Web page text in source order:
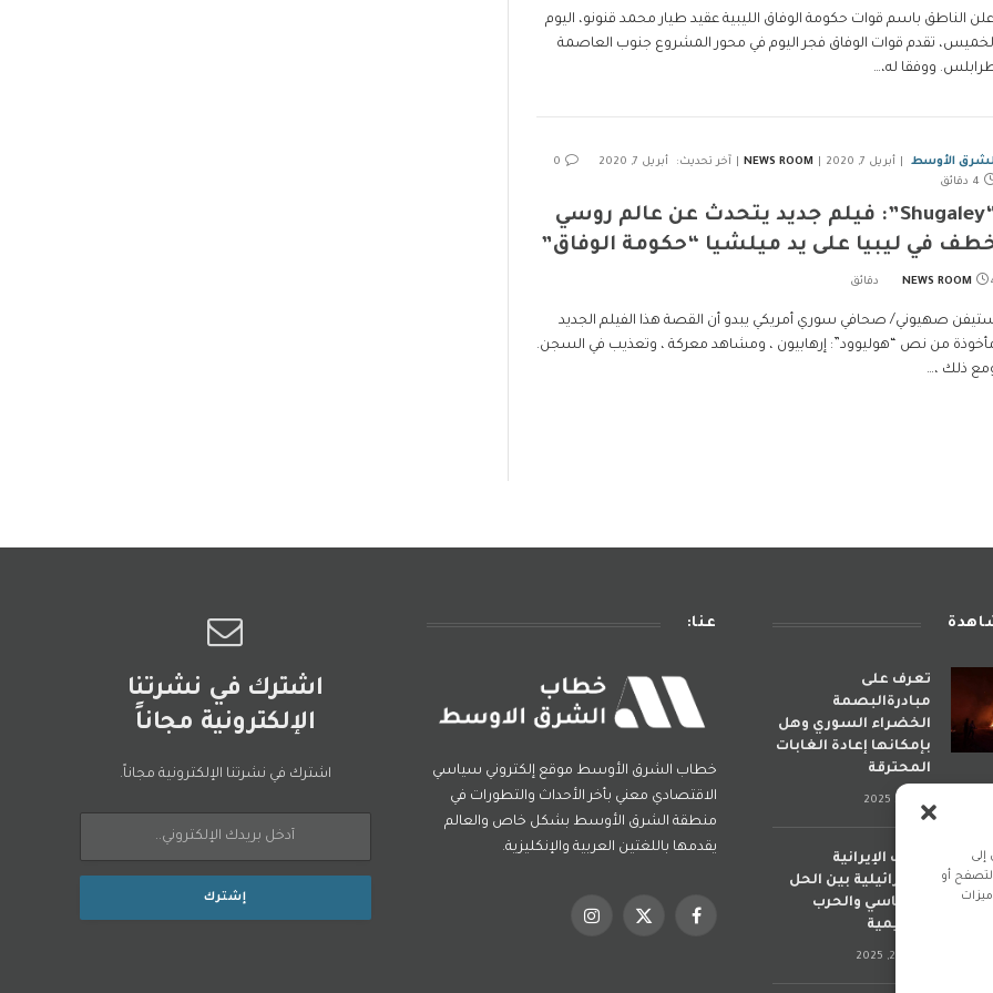
إلى
أو
الناطق باسم قوات حكومة الوفاق الليبية عقيد طيار محمد قنونو، اليوم
تقدم قوات الوفاق فجر اليوم في محور المشروع جنوب العاصمة
ووفقا له،…
الأوسط أبريل 7, 2020 NEWS ROOM آخر تحديث: أبريل 7, 2020
0
4 دقائق
“Shugaley”: فيلم جديد يتحدث عن عالم روسي
في ليبيا على يد ميلشيا “حكومة الوفاق”
NEWS ROOM
صهيوني/ صحافي سوري أمريكي يبدو أن القصة هذا الفيلم الجديد
من نص “هوليوود”: إرهابيون ، ومشاهد معركة ، وتعذيب في السجن.
ذلك ،…
تعرف على
مبادرةالبصمة
الخضراء السوري وهل
بإمكانها إعادة الغابات
المحترقة
الحرب الإيرانية
الإسرائيلية بين الحل
السياسي والحرب
الإقليمية
عنا:
خطاب الشرق الأوسط موقع إلكتروني سياسي
الاقتصادي معني بأخر الأحداث والتطورات في
منطقة الشرق الأوسط بشكل خاص والعالم
يقدمها باللغتين العربية والإنكليزية.
فيسبوكX
الانستغرام
اشترك في نشرتنا
الإلكترونية مجاناً
اشترك في نشرتنا الإلكترونية مجاناً.